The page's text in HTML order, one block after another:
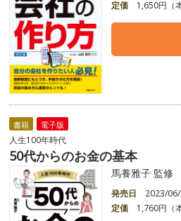
定価
1,650円（
書籍 電子版
人生100年時代
50代からのお金の基本
馬養雅子 監修
発売日
2023/
定価
1,760円（